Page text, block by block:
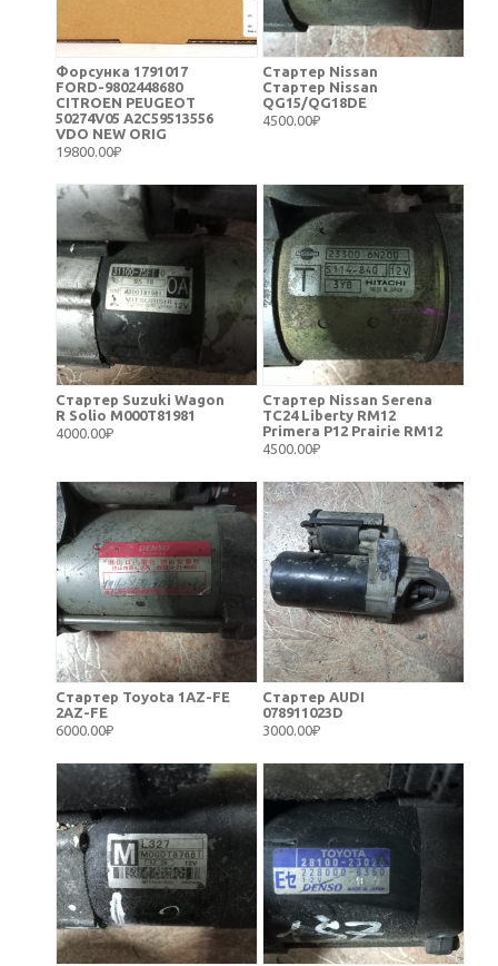
Форсунка 1791017
FORD-9802448680
CITROEN PEUGEOT
50274V05 A2C59513556
VDO NEW ORIG
19800.00₽
Стартер Nissan
Стартер Nissan
QG15/QG18DE
4500.00₽
Стартер Suzuki Wagon
R Solio M000T81981
4000.00₽
Стартер Nissan Serena
TC24 Liberty RM12
Primera P12 Prairie RM12
4500.00₽
Стартер Toyota 1AZ-FE
2AZ-FE
6000.00₽
Стартер AUDI
078911023D
3000.00₽